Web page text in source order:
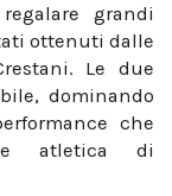
grandi
ottenuti dalle
Le due
dominando
che
atletica di